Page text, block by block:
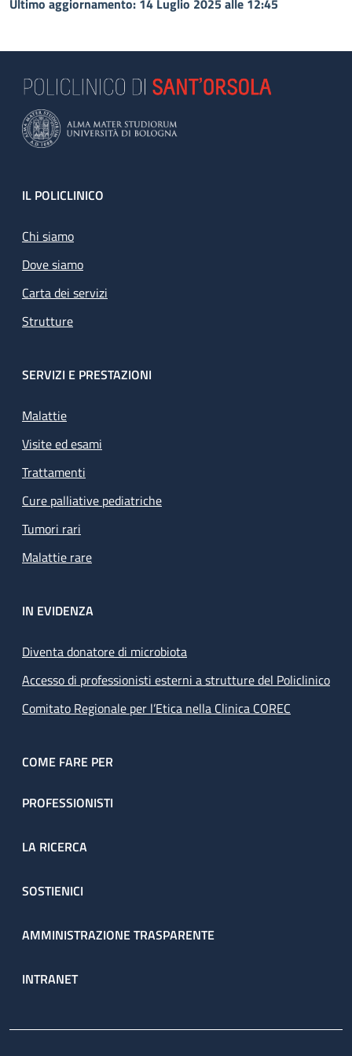
Ultimo aggiornamento: 14 Luglio 2025 alle 12:45
Footer
IL POLICLINICO
Chi siamo
Dove siamo
Carta dei servizi
Strutture
SERVIZI E PRESTAZIONI
Malattie
Visite ed esami
Trattamenti
Cure palliative pediatriche
Tumori rari
Malattie rare
IN EVIDENZA
Diventa donatore di microbiota
Accesso di professionisti esterni a strutture del Policlinico
Comitato Regionale per l’Etica nella Clinica COREC
COME FARE PER
PROFESSIONISTI
LA RICERCA
SOSTIENICI
AMMINISTRAZIONE TRASPARENTE
INTRANET